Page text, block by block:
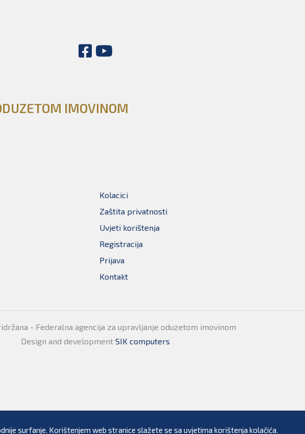
IMOVINOM
Kolacici
Zaštita privatnosti
Uvjeti korištenja
Registracija
Prijava
Kontakt
- Federalna agencija za upravljanje oduzetom imovinom
Design and development SIK computers
surfanje. Korištenjem web stranice slažete se sa uvjetima korištenja kolačića.